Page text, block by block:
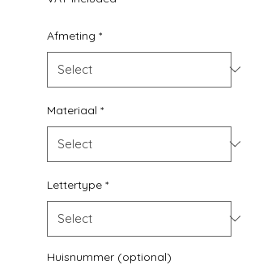
Afmeting *
Materiaal *
Lettertype *
Huisnummer (optional)